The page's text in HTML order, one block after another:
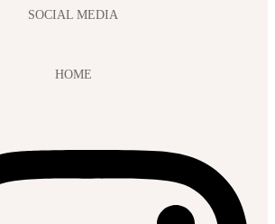
SOCIAL MEDIA
HOME